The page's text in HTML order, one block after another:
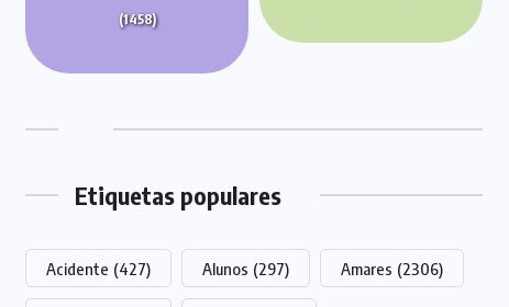
(1458)
Etiquetas populares
Acidente (427) Alunos (297) Amares (2306)